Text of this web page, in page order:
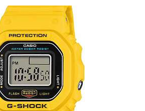
G-shock
DWN-5600-9
i